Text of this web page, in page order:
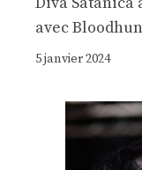
avec
5 janvier 2024